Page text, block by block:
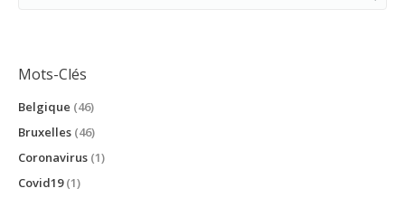
Mots-Clés
Belgique (46)
Bruxelles (46)
Coronavirus (1)
Covid19(1)